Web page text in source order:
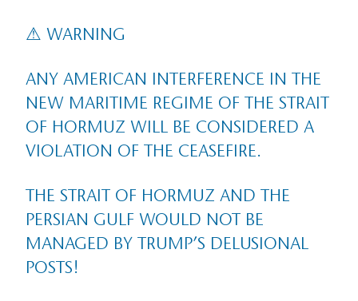
⚠ WARNING
ANY AMERICAN INTERFERENCE IN THE
NEW MARITIME REGIME OF THE STRAIT
OF HORMUZ WILL BE CONSIDERED A
VIOLATION OF THE CEASEFIRE.
THE STRAIT OF HORMUZ AND THE
PERSIAN GULF WOULD NOT BE
MANAGED BY TRUMP’S DELUSIONAL
POSTS!